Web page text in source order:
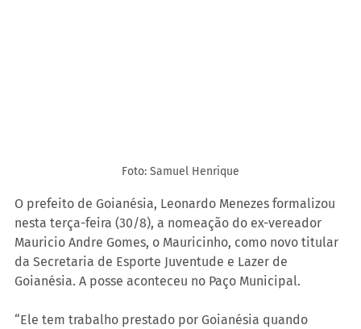
Foto: Samuel Henrique
O prefeito de Goianésia, Leonardo Menezes formalizou
nesta terça-feira (30/8), a nomeação do ex-vereador
Mauricio Andre Gomes, o Mauricinho, como novo titular
da Secretaria de Esporte Juventude e Lazer de
Goianésia. A posse aconteceu no Paço Municipal.
“Ele tem trabalho prestado por Goianésia quando